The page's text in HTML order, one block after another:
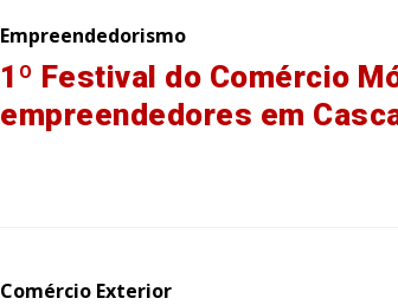
Empreendedorismo
1º Festival do Comércio
empreendedores em
Comércio Exterior